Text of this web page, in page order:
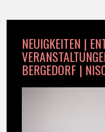
NEUIGKEITEN |
BERGEDORF |